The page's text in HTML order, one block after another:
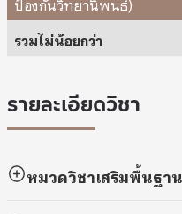
รวมไม่น้อยกว่า
รายละเอียดวิชา
หมวดวิชาเสริมพื้นฐาน